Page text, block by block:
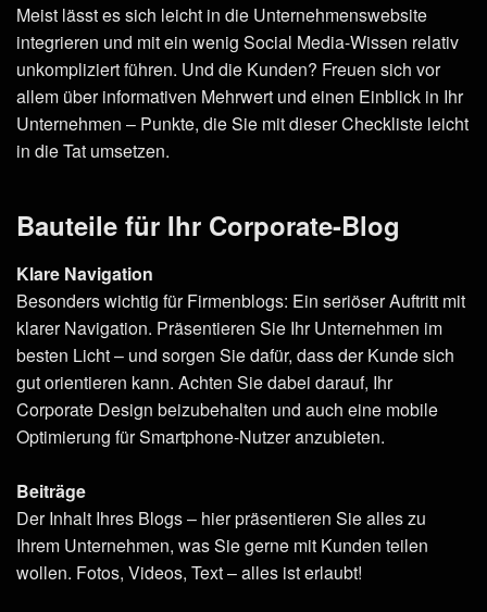
Meist lässt es sich leicht in die Unternehmenswebsite
integrieren und mit ein wenig Social Media-Wissen relativ
unkompliziert führen. Und die Kunden? Freuen sich vor
allem über informativen Mehrwert und einen Einblick in Ihr
Unternehmen – Punkte, die Sie mit dieser Checkliste leicht
in die Tat umsetzen.
Bauteile für Ihr Corporate-Blog
Klare Navigation
Besonders wichtig für Firmenblogs: Ein seriöser Auftritt mit
klarer Navigation. Präsentieren Sie Ihr Unternehmen im
besten Licht – und sorgen Sie dafür, dass der Kunde sich
gut orientieren kann. Achten Sie dabei darauf, Ihr
Corporate Design beizubehalten und auch eine mobile
Optimierung für Smartphone-Nutzer anzubieten.
Beiträge
Der Inhalt Ihres Blogs – hier präsentieren Sie alles zu
Ihrem Unternehmen, was Sie gerne mit Kunden teilen
wollen. Fotos, Videos, Text – alles ist erlaubt!